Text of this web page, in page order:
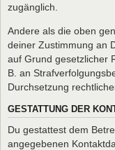
zugänglich.
Andere als die oben
deiner Zustimmung an
auf Grund gesetzlicher
B. an
Durchsetzung
GESTATTUNG DER
Du gestattest dem
angegebenen